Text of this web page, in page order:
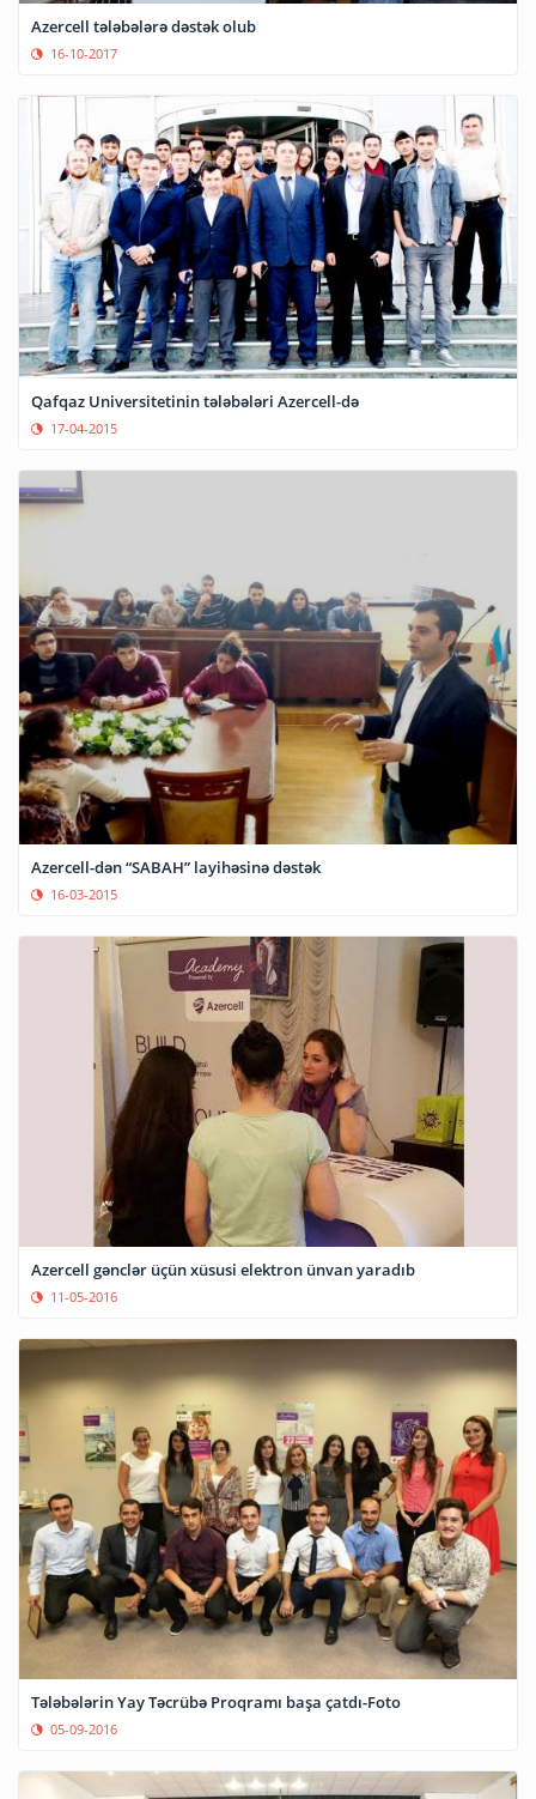
Azercell tələbələrə dəstək olub
16-10-2017
Qafqaz Universitetinin tələbələri Azercell-də
17-04-2015
Azercell-dən “SABAH” layihəsinə dəstək
16-03-2015
Azercell gənclər üçün xüsusi elektron ünvan yaradıb
11-05-2016
Tələbələrin Yay Təcrübə Proqramı başa çatdı-Foto
05-09-2016